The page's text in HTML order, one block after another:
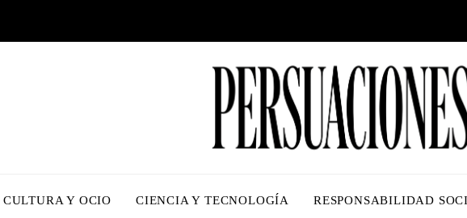
CULTURA Y OCIO CIENCIA Y TECNOLOGÍA RESPONSABILIDAD